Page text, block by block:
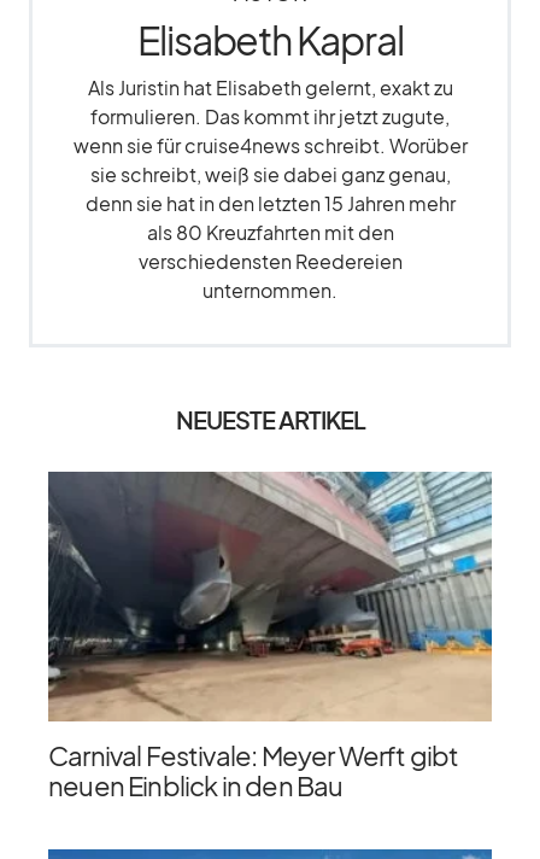
Elisabeth Kapral
Als Juristin hat Elisabeth gelernt, exakt zu
formulieren. Das kommt ihr jetzt zugute,
wenn sie für cruise4news schreibt. Worüber
sie schreibt, weiß sie dabei ganz genau,
denn sie hat in den letzten 15 Jahren mehr
als 80 Kreuzfahrten mit den
verschiedensten Reedereien
unternommen.
NEUESTE ARTIKEL
Carnival Festivale: Meyer Werft gibt
neuen Einblick in den Bau